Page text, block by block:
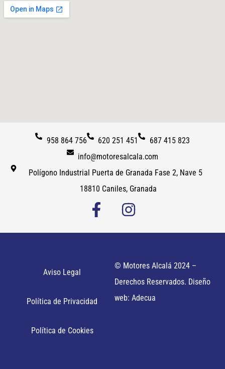
958 864 756 620 251 451
687 415 823
info@motoresalcala.com
Polígono Industrial Puerta de Granada Fase 2, Nave 5
18810 Caniles, Granada
Aviso Legal
Política de Privacidad
Política de Cookies
© Motores Alcalá 2024 –
Derechos Reservados. Diseño
web: Adecua